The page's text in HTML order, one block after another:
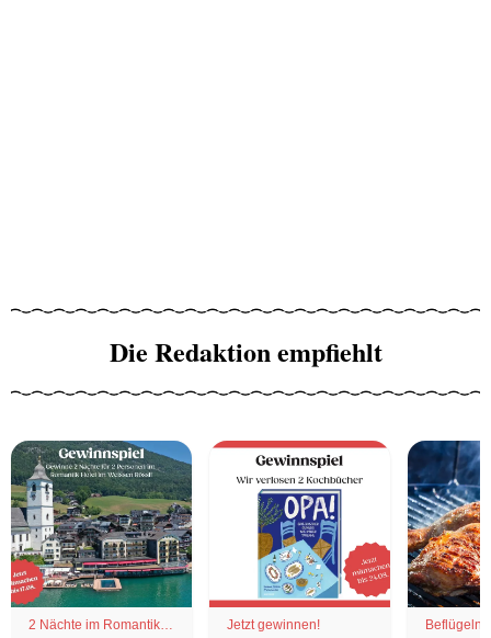
Die Redaktion empfiehlt
2 Nächte im Romantik
Jetzt gewinnen!